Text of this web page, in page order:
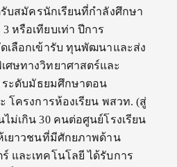
บสมัครนักเรียนที่กำลังศึกษา
หรือเทียบเท่า ปีการ
เลือกเข้ารับ ทุนพัฒนาและส่ง
ศษทางวิทยาศาสตร์และ
ระดับมัธยมศึกษาตอน
โครงการห้องเรียน พสวท. (สู่
ม่เกิน 30 คนต่อศูนย์โรงเรียน
เยาวชนที่มีศักยภาพด้าน
และเทคโนโลยี ได้รับการ